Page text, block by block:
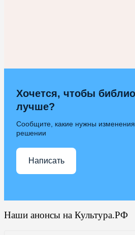
Хочется, чтобы
лучше?
Сообщите, какие нужны изменения
решении
Написать
Наши анонсы на Культура.РФ